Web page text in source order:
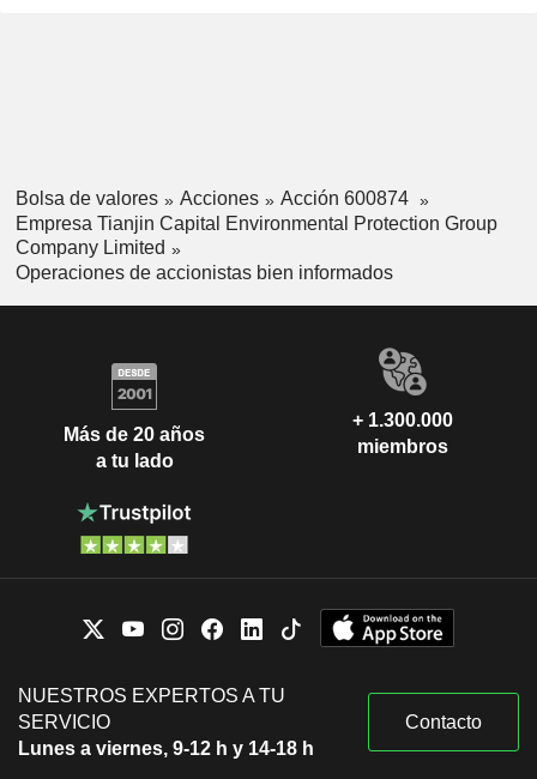
Bolsa de valores Acciones
Acción 600874
Empresa Tianjin Capital Environmental Protection Group
Company Limited
Operaciones de accionistas bien informados
Más de 20 años
a tu lado
+ 1.300.000
miembros
NUESTROS EXPERTOS A TU
SERVICIO
Lunes a viernes, 9-12 h y 14-18 h
Contacto